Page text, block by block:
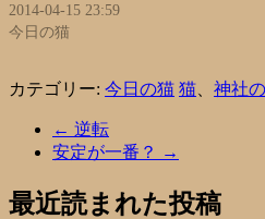
2014-04-15 23:59
今日の猫
カテゴリー: 今日の猫 猫 神社
← 逆転
安定が一番？
→
最近読まれた投稿